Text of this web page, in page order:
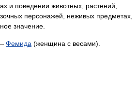
и поведении животных, растений,
персонажей, неживых предметах,
значение.
Фемида (женщина с весами).